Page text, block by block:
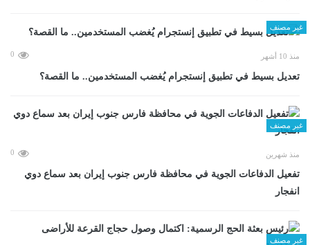
غير مصنف
منذ 10 أشهر 0
تعديل بسيط في تطبيق إنستجرام يُغضب المستخدمين.. ما القصة؟
غير مصنف
منذ شهرين 0
تفعيل الدفاعات الجوية في محافظة فارس جنوب إيران بعد سماع دوي
انفجار
غير مصنف